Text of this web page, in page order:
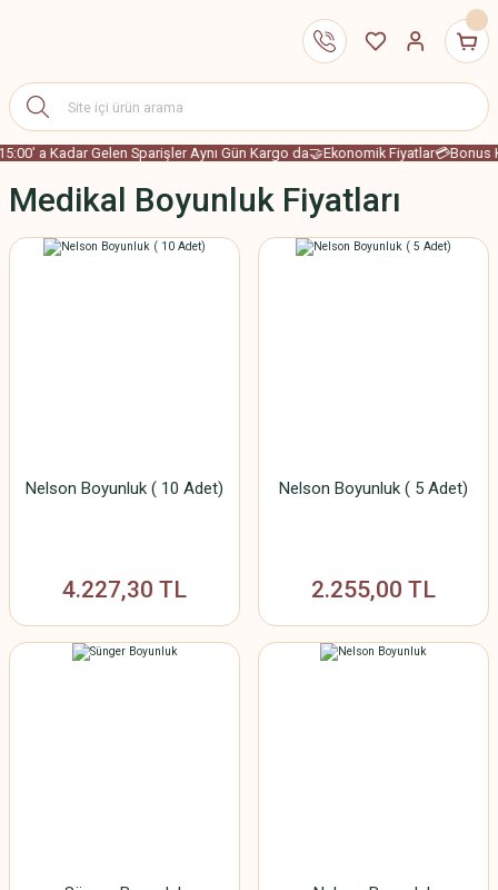
a Kadar Gelen Sparişler Aynı Gün Kargo da🤝Ekonomik Fiyatlar💳Bonus
Medikal Boyunluk Fiyatları
Nelson Boyunluk ( 10 Adet)
4.227,30 TL
Nelson Boyunluk ( 5 Adet)
2.255,00 TL